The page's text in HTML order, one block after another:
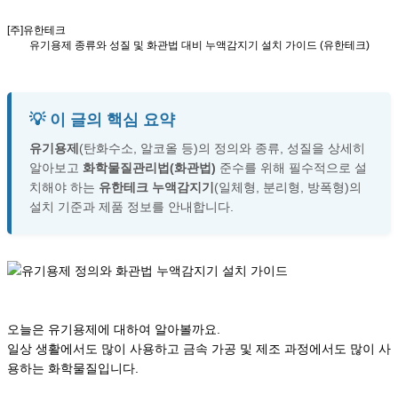
[주]유한테크
유기용제 종류와 성질 및 화관법 대비 누액감지기 설치 가이드 (유한테크)
💡 이 글의 핵심 요약
유기용제 (탄화수소, 알코올 등)의 정의와 종류, 성질을 상세히
알아보고 화학물질관리법(화관법) 준수를 위해 필수적으로 설
치해야 하는 유한테크 누액감지기 (일체형, 분리형, 방폭형)의
설치 기준과 제품 정보를 안내합니다.
오늘은 유기용제에 대하여 알아볼까요.
일상 생활에서도 많이 사용하고 금속 가공 및 제조 과정에서도 많이 사
용하는 화학물질입니다.